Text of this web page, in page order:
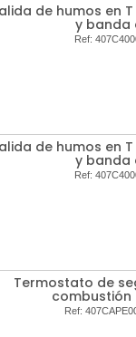
de humos en
y banda
Ref:
de humos en
y banda
Ref:
Termostato de
combustión
Ref: